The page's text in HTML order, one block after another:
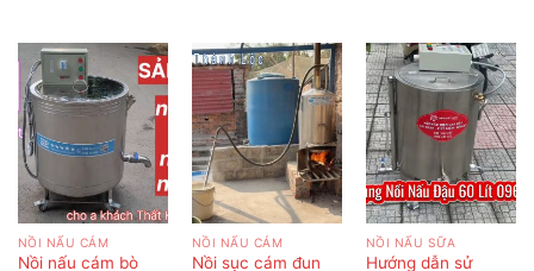
NỒI NẤU CÁM
Nồi nấu cám bò
NỒI NẤU CÁM
Nồi sục cám đun
NỒI NẤU SỮA
Hướng dẫn sử